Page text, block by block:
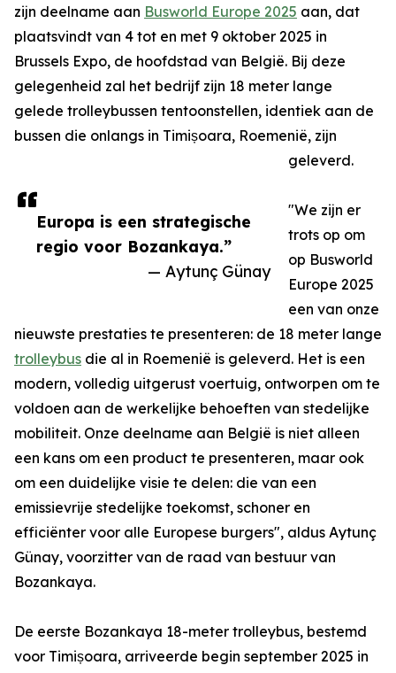
Europa is een strategische
regio voor Bozankaya.”
— Aytunç Günay
zijn deelname aan Busworld Europe 2025 aan, dat
plaatsvindt van 4 tot en met 9 oktober 2025 in
Brussels Expo, de hoofdstad van België. Bij deze
gelegenheid zal het bedrijf zijn 18 meter lange
gelede trolleybussen tentoonstellen, identiek aan de
bussen die onlangs in Timișoara, Roemenië, zijn
geleverd.
"We zijn er
trots op om
op Busworld
Europe 2025
een van onze
nieuwste prestaties te presenteren: de 18 meter lange
trolleybus die al in Roemenië is geleverd. Het is een
modern, volledig uitgerust voertuig, ontworpen om te
voldoen aan de werkelijke behoeften van stedelijke
mobiliteit. Onze deelname aan België is niet alleen
een kans om een product te presenteren, maar ook
om een duidelijke visie te delen: die van een
emissievrije stedelijke toekomst, schoner en
efficiënter voor alle Europese burgers", aldus Aytunç
Günay, voorzitter van de raad van bestuur van
Bozankaya.
De eerste Bozankaya 18-meter trolleybus, bestemd
voor Timișoara, arriveerde begin september 2025 in